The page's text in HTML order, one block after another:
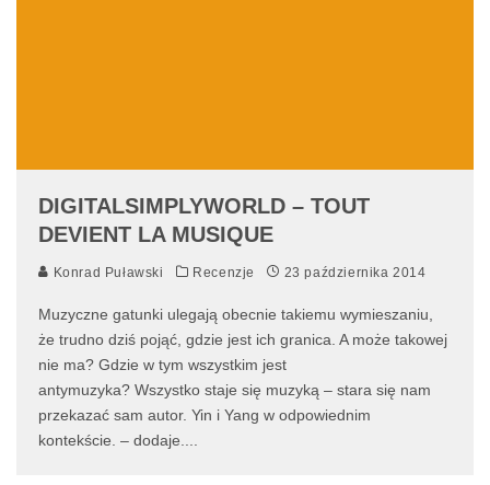
DIGITALSIMPLYWORLD – TOUT
DEVIENT LA MUSIQUE
Konrad Puławski Recenzje 23 października 2014
Muzyczne gatunki ulegają obecnie takiemu wymieszaniu,
że trudno dziś pojąć, gdzie jest ich granica. A może takowej
nie ma? Gdzie w tym wszystkim jest
antymuzyka? Wszystko staje się muzyką – stara się nam
przekazać sam autor. Yin i Yang w odpowiednim
kontekście. – dodaje.